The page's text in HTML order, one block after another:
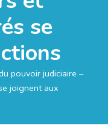
se
pouvoir judiciaire –
joignent aux